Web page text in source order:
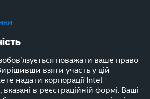
поважати ваше право
взяти участь у цій
надати корпорації Intel
вказані в реєстраційній формі. Ваші